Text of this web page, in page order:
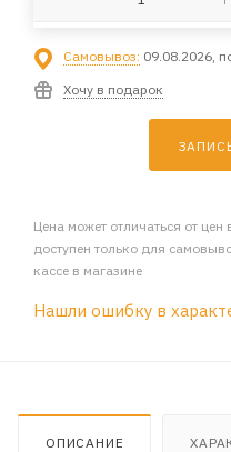
Самовывоз: 09.08.2026,
Хочу в подарок
Цена может отличаться от
доступен только для
кассе в магазине
Нашли ошибку в
ОПИСАНИЕ